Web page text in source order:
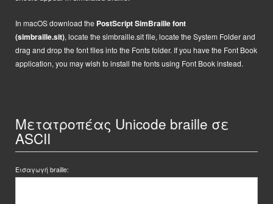
In macOSdownload the PostScriptSimBraille font
(simbraille.sit), locate thesimbraille.sitfile, locate the System Folder and
drag and drop the font files into the Fonts folder. If you have the Font Book
application, you may wish to install the fonts using Font Book instead.
Μετατροπέας Unicode braille σε
ASCII
Εισαγωγή braille: